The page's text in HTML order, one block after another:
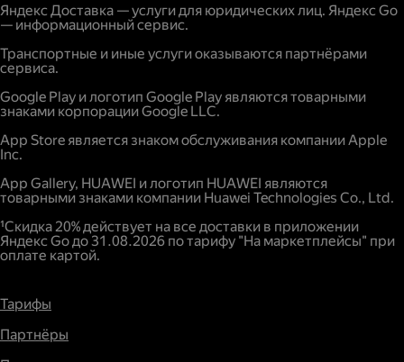
Яндекс Доставка — услуги для юридических лиц. Яндекс Go
— информационный сервис.
Транспортные и иные услуги оказываются партнёрами
сервиса.
Google Play и логотип Google Play являются товарными
знаками корпорации Google LLC.
App Store является знаком обслуживания компании Apple
Inc.
App Gallery, HUAWEI и логотип HUAWEI являются
товарными знаками компании Huawei Technologies Co., Ltd.
¹Скидка 20% действует на все доставки в приложении
Яндекс Go до 31.08.2026 по тарифу "На маркетплейсы" при
оплате картой.
Тарифы
Партнёры